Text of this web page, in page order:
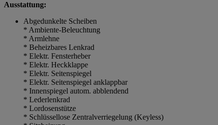
Ausstattung:
Abgedunkelte Scheiben
* Ambiente-Beleuchtung
* Armlehne
* Beheizbares Lenkrad
* Elektr. Fensterheber
* Elektr. Heckklappe
* Elektr. Seitenspiegel
* Elektr. Seitenspiegel anklappbar
* Innenspiegel autom. abblendend
* Lederlenkrad
* Lordosenstütze
* Schlüssellose Zentralverriegelung (Keyless)